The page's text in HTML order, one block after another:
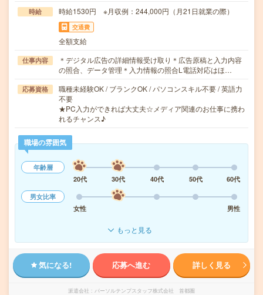
時給 時給1530円 ※月収例：244,000円（月21日就業の際）
交通費
全額支給
仕事内容
＊デジタル広告の詳細情報受け取り＊広告原稿と入力内容
の照合、データ管理＊入力情報の照合L電話対応はほ…
応募資格
職種未経験OK / ブランクOK / パソコンスキル不要 / 英語力
不要
★PC入力ができれば大丈夫☆メディア関連のお仕事に携わ
れるチャンス♪
職場の雰囲気
年齢層
20代
30代 40代 50代
60代
男女比率
女性
男性
もっと見る
気になる! 応募へ進む 詳しく見る
派遣会社 パーソルテンプスタッフ株式会社 首都圏